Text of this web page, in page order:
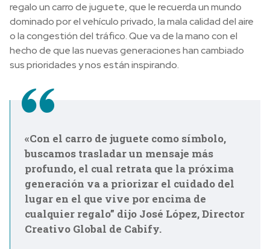
regalo un carro de juguete, que le recuerda un mundo
dominado por el vehículo privado, la mala calidad del aire
o la congestión del tráfico. Que va de la mano con el
hecho de que las nuevas generaciones han cambiado
sus prioridades y nos están inspirando.
«Con el carro de juguete como símbolo,
buscamos trasladar un mensaje más
profundo, el cual retrata que la próxima
generación va a priorizar el cuidado del
lugar en el que vive por encima de
cualquier regalo” dijo José López, Director
Creativo Global de Cabify.